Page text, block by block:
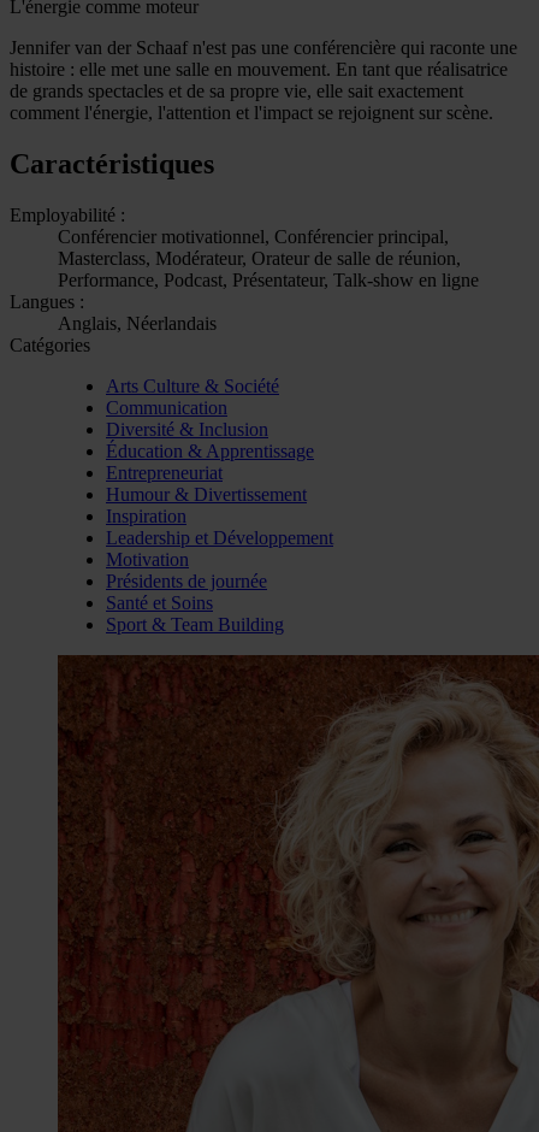
L'énergie comme moteur
Jennifer van der Schaaf n'est pas une conférencière qui raconte une
histoire : elle met une salle en mouvement. En tant que réalisatrice
de grands spectacles et de sa propre vie, elle sait exactement
comment l'énergie, l'attention et l'impact se rejoignent sur scène.
Caractéristiques
Employabilité :
Conférencier motivationnel, Conférencier principal,
Masterclass, Modérateur, Orateur de salle de réunion,
Performance, Podcast, Présentateur, Talk-show en ligne
Langues :
Anglais, Néerlandais
Catégories
Arts Culture & Société
Communication
Diversité & Inclusion
Éducation & Apprentissage
Entrepreneuriat
Humour & Divertissement
Inspiration
Leadership et Développement
Motivation
Présidents de journée
Santé et Soins
Sport & Team Building